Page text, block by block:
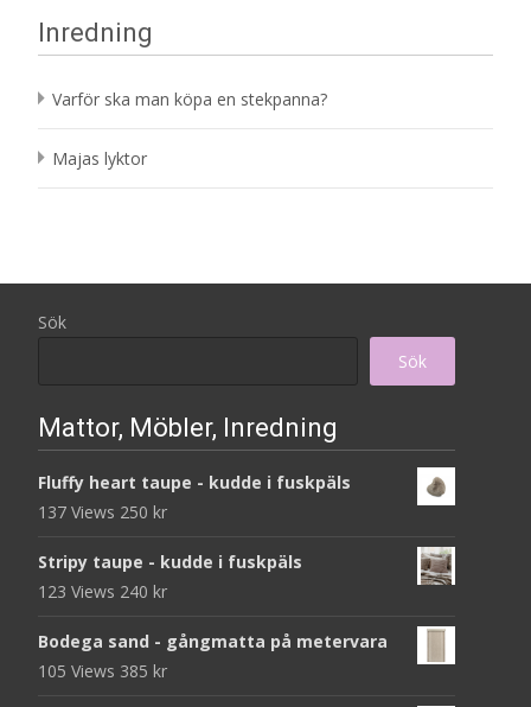
Inredning
Varför ska man köpa en stekpanna?
Majas lyktor
Sök
Sök
Mattor, Möbler, Inredning
Fluffy heart taupe - kudde i fuskpäls
137 Views 250 kr
Stripy taupe - kudde i fuskpäls
123 Views 240 kr
Bodega sand - gångmatta på metervara
105 Views 385 kr